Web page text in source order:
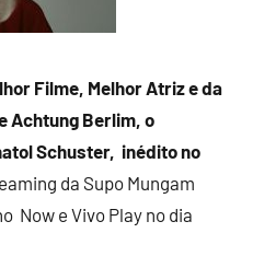
Filme, Melhor Atriz e da
Achtung Berlim, o
Schuster, inédito no
da Supo Mungam
Now e Vivo Play no dia